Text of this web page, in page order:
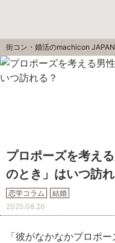
街コン・婚活のmachicon JAPAN
プロポーズを考え
のとき」はいつ訪
恋学コラム 結婚
2025.08.26
「彼がなかなかプロポ